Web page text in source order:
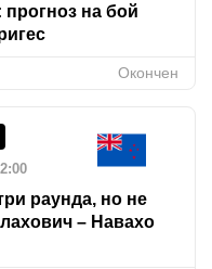
прогноз на бой
Окончен
раунда, но не
– Навахо